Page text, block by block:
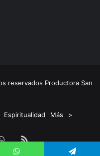
reservados Productora San
Espiritualidad Más >
WhatsApp
RSS